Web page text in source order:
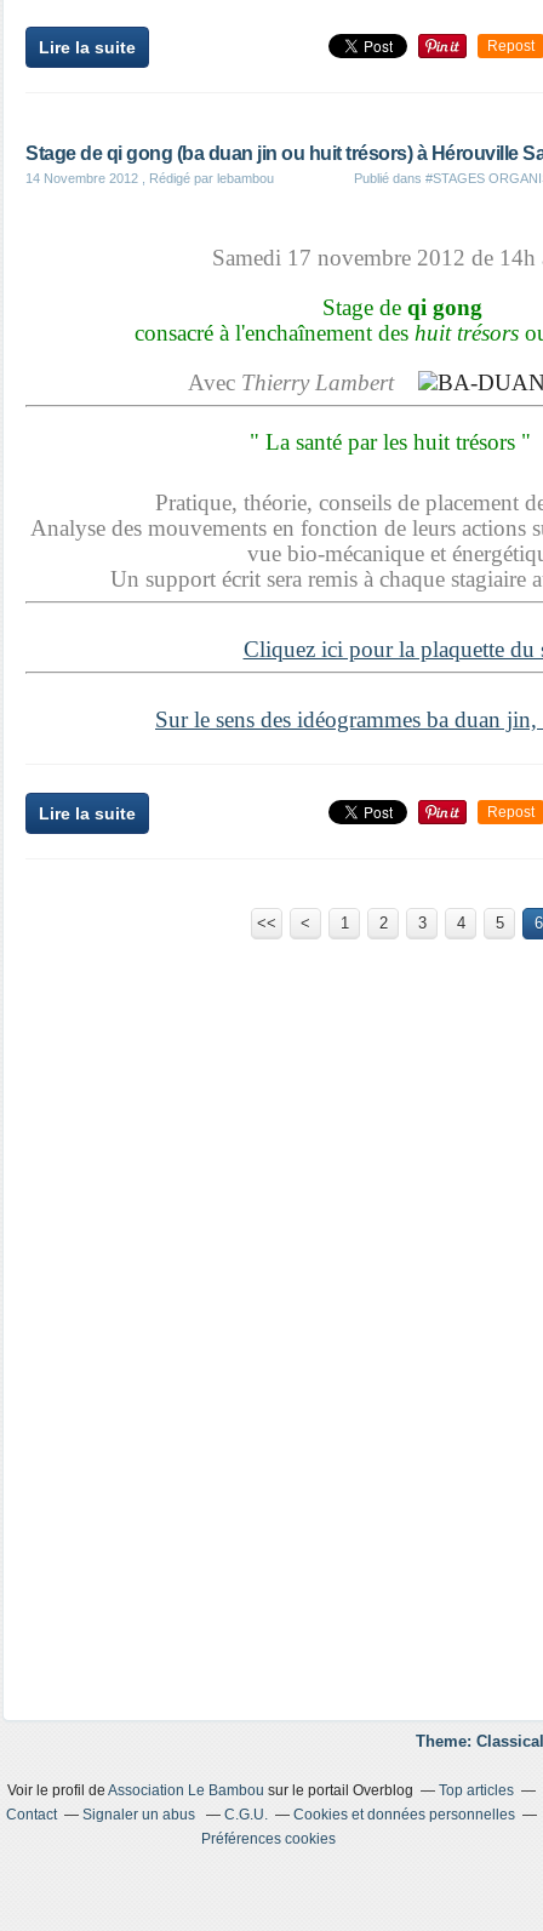
Lire la suite Repost
Stage de qi gong (ba duan jin ou huit trésors) à Hérouville
14 Novembre 2012 , Rédigé par lebambou Publié dans #STAGES
Samedi 17 novembre 2012 de 14h
Stage de qi gong
consacré à l'enchaînement des huit trésors
Avec Thierry Lambert
" La santé par les huit
Pratique, théorie, conseils de placement
Analyse des mouvements en fonction de leurs
vue bio-mécanique et
Un support écrit sera remis à chaque stagiaire
Cliquez ici pour la plaquette
Sur le sens des idéogrammes ba duan
Lire la suite Repost
<< < 1 2 3 4 5 6
Theme:
Voir le profil de Association Le Bambou sur le portail Overblog
Top articles
Contact
Signaler un abus C.G.U.
Cookies et données personnelles
Préférences cookies